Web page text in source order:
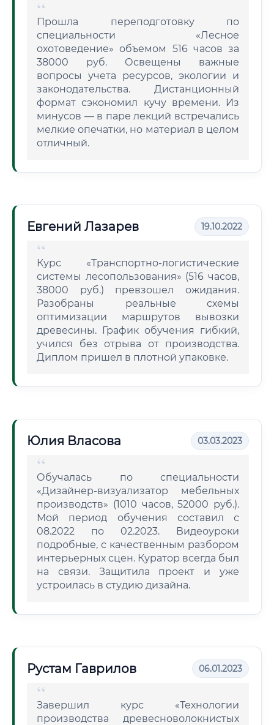
Прошла переподготовку по
специальности «Лесное
охотоведение» объемом 516 часов за
38000 руб. Освещены важные
вопросы учета ресурсов, экологии и
законодательства. Дистанционный
формат сэкономил кучу времени. Из
минусов — в паре лекций встречались
мелкие опечатки, но материал в целом
отличный.
Евгений Лазарев 19.10.2022
Курс «Транспортно-логистические
системы лесопользования» (516 часов,
38000 руб.) превзошел ожидания.
Разобраны реальные схемы
оптимизации маршрутов вывозки
древесины. График обучения гибкий,
учился без отрыва от производства.
Диплом пришел в плотной упаковке.
Юлия Власова 03.03.2023
Обучалась по специальности
«Дизайнер-визуализатор мебельных
производств» (1010 часов, 52000 руб.).
Мой период обучения составил с
08.2022 по 02.2023. Видеоуроки
подробные, с качественным разбором
интерьерных сцен. Куратор всегда был
на связи. Защитила проект и уже
устроилась в студию дизайна.
Рустам Гаврилов 06.01.2023
Завершил курс «Технологии
производства древесноволокнистых